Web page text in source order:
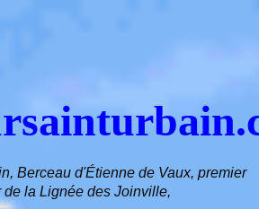
Berceau d'Étienne de Vaux, premier
de la Lignée des Joinville,